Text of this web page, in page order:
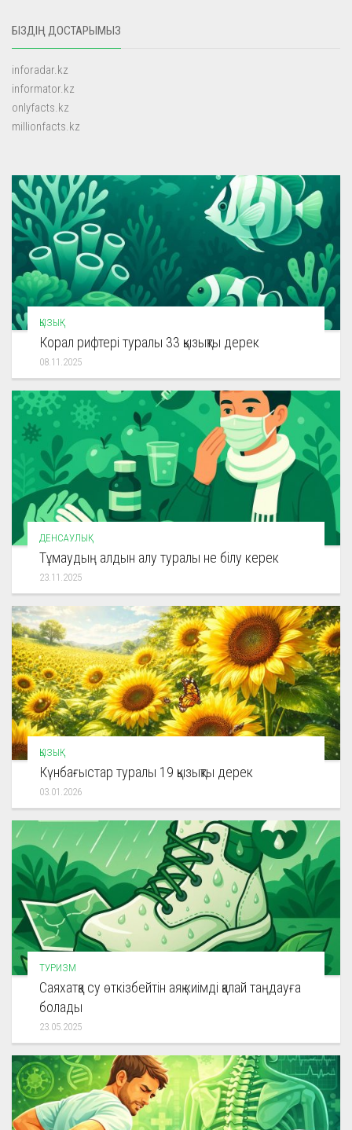
БІЗДІҢ ДОСТАРЫМЫЗ
inforadar.kz
informator.kz
onlyfacts.kz
millionfacts.kz
ҚЫЗЫҚ
Корал рифтері туралы 33 қызықты дерек
08.11.2025
ДЕНСАУЛЫҚ
Тұмаудың алдын алу туралы не білу керек
23.11.2025
ҚЫЗЫҚ
Күнбағыстар туралы 19 қызықты дерек
03.01.2026
ТУРИЗМ
Саяхатқа су өткізбейтін аяқ киімді қалай таңдауға
болады
23.05.2025